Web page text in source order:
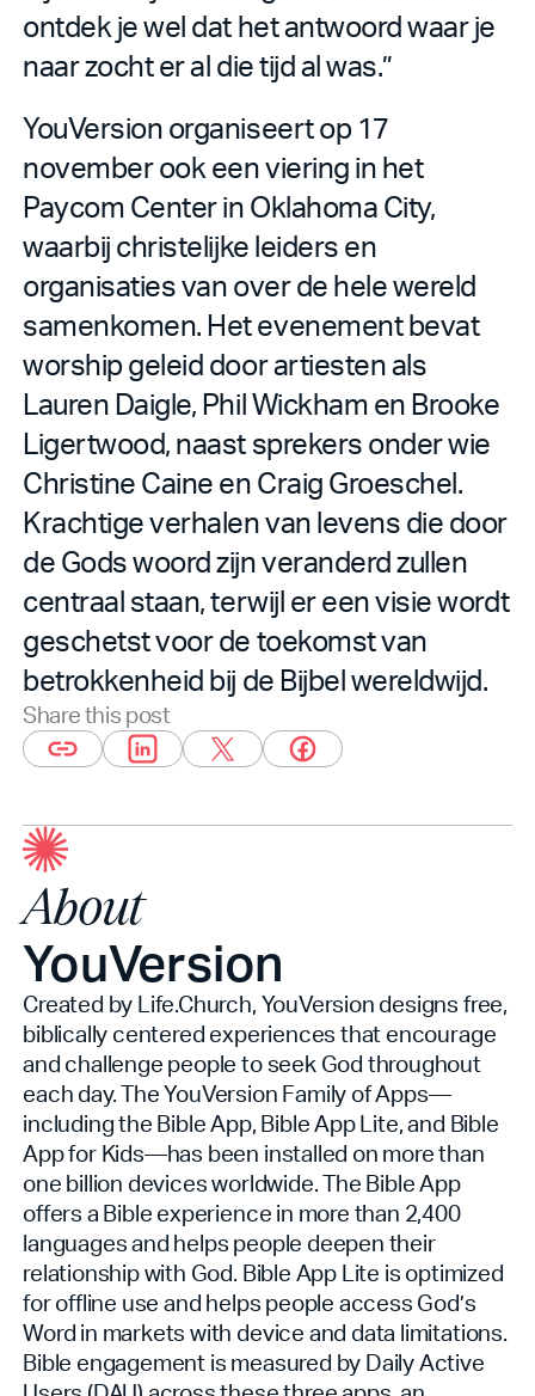
ontdek je wel dat het antwoord waar je
naar zocht er al die tijd al was.”
YouVersion organiseert op 17
november ook een viering in het
Paycom Center in Oklahoma City,
waarbij christelijke leiders en
organisaties van over de hele wereld
samenkomen. Het evenement bevat
worship geleid door artiesten als
Lauren Daigle, Phil Wickham en Brooke
Ligertwood, naast sprekers onder wie
Christine Caine en Craig Groeschel.
Krachtige verhalen van levens die door
de Gods woord zijn veranderd zullen
centraal staan, terwijl er een visie wordt
geschetst voor de toekomst van
betrokkenheid bij de Bijbel wereldwijd.
Share this post
About
YouVersion
Created by Life.Church, YouVersion designs free,
biblically centered experiences that encourage
and challenge people to seek God throughout
each day. The YouVersion Family of Apps—
including the Bible App, Bible App Lite, and Bible
App for Kids—has been installed on more than
one billion devices worldwide. The Bible App
offers a Bible experience in more than 2,400
languages and helps people deepen their
relationship with God. Bible App Lite is optimized
for offline use and helps people access God’s
Word in markets with device and data limitations.
Bible engagement is measured by Daily Active